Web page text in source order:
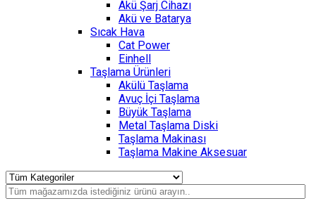
Akü Şarj Cihazı
Akü ve Batarya
Sıcak Hava
Cat Power
Einhell
Taşlama Ürünleri
Akülü Taşlama
Avuç İçi Taşlama
Büyük Taşlama
Metal Taşlama Diski
Taşlama Makinası
Taşlama Makine Aksesuar